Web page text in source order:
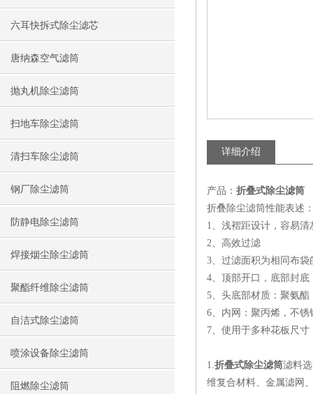
六耳快拆式除尘滤芯
唐纳森空气滤筒
抛丸机除尘滤筒
扫地车除尘滤筒
清扫车除尘滤筒
钢厂除尘滤筒
防静电除尘滤筒
焊接烟尘除尘滤筒
聚酯纤维除尘滤筒
自洁式除尘滤筒
喷涂设备除尘滤筒
阻燃除尘滤筒
详细介绍
产品： 折叠式除尘滤筒
折叠除尘滤筒性能表述
1、浅褶距设计，容易清
2、高效过滤
3、过滤面积为相同布袋
4、顶部开口，底部封底
5、头底部材质：聚氨
6、内网：聚丙烯，不
7、使用于多种花板尺
1.折叠式除尘滤筒滤料
维复合材料、金属滤网